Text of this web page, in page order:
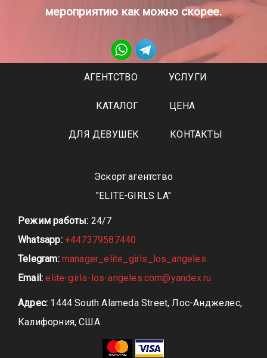
мероприятию как можно скорее.
АГЕНТСТВО УСЛУГИ
КАТАЛОГ ЦЕНА
ДЛЯ ДЕВУШЕК КОНТАКТЫ
Эскорт агентство
"ELITE-GIRLS LA"
Режим работы: 24/7
Whatsapp: +447379587440
Telegram: manager_elite_girls_los_angeles
Email: elite-girls-los-angeles.com@yandex.ru
Адрес: 1444 South Alameda Street, Лос-Анджелес,
Калифорния, США